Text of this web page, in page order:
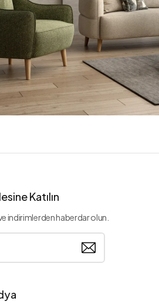
Katılın
indirimlerden haberdar olun.